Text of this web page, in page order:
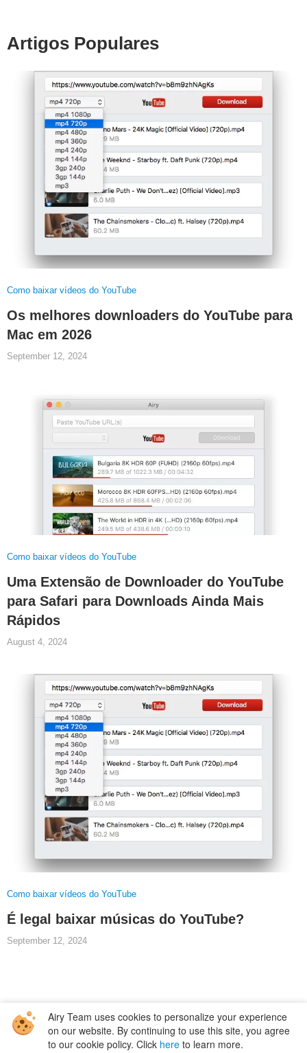
Artigos Populares
Como baixar vídeos do YouTube
Os melhores downloaders do YouTube para
Mac em 2026
September 12, 2024
Como baixar vídeos do YouTube
Uma Extensão de Downloader do YouTube
para Safari para Downloads Ainda Mais
Rápidos
August 4, 2024
Como baixar vídeos do YouTube
É legal baixar músicas do YouTube?
September 12, 2024
Support
Airy Team uses cookies to personalize your experience
on our website. By continuing to use this site, you agree
to our cookie policy. Clickhereto learn more.